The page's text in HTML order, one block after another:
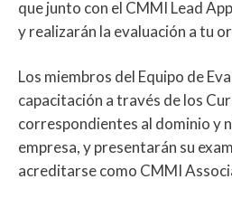
que junto con el CMMI Lead
y realizarán la evaluación a tu
Los miembros del Equipo de
capacitación a través de los
correspondientes al dominio y
empresa, y presentarán su
acreditarse como CMMI